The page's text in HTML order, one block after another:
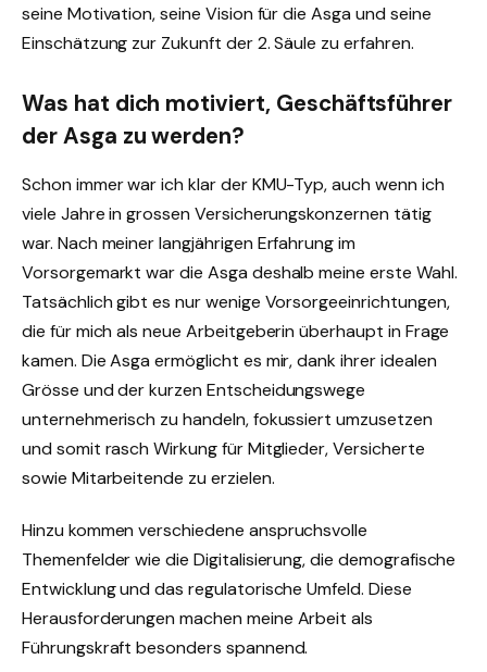
seine Motivation, seine Vision für die Asga und seine
Einschätzung zur Zukunft der 2. Säule zu erfahren.
Was hat dich motiviert, Geschäftsführer
der Asga zu werden?
Schon immer war ich klar der KMU-Typ, auch wenn ich
viele Jahre in grossen Versicherungskonzernen tätig
war. Nach meiner langjährigen Erfahrung im
Vorsorgemarkt war die Asga deshalb meine erste Wahl.
Tatsächlich gibt es nur wenige Vorsorgeeinrichtungen,
die für mich als neue Arbeitgeberin überhaupt in Frage
kamen. Die Asga ermöglicht es mir, dank ihrer idealen
Grösse und der kurzen Entscheidungswege
unternehmerisch zu handeln, fokussiert umzusetzen
und somit rasch Wirkung für Mitglieder, Versicherte
sowie Mitarbeitende zu erzielen.
Hinzu kommen verschiedene anspruchsvolle
Themenfelder wie die Digitalisierung, die demografische
Entwicklung und das regulatorische Umfeld. Diese
Herausforderungen machen meine Arbeit als
Führungskraft besonders spannend.